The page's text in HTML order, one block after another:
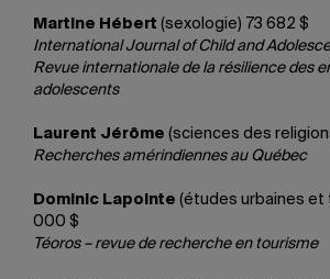
Martine Hébert (sexologie) 73 682 $
International Journal of Child and
Revue internationale de la résilience des
adolescents
Laurent Jérôme (sciences des
Recherches amérindiennes au Québec
Dominic Lapointe (études urbaines et
000 $
Téoros – revue de recherche en tourisme